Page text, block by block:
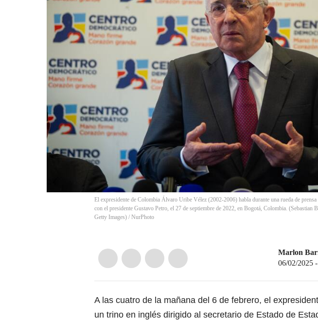
El expresidente de Colombia Álvaro Uribe Vélez (2002-2006) habla durante una rueda de prensa
con el presidente Gustavo Petro, el 27 de septiembre de 2022, en Bogotá, Colombia. (Sebastian
Getty Images) / NurPhoto
Marlon
06/02/2025
A las cuatro de la mañana del 6 de febrero, el
un trino en inglés dirigido al secretario de Estado de